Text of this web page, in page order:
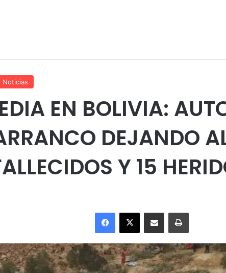
Noticias
EN BOLIVIA:
DEJANDO
Y 15
Facebook
X Enviar vía email Imprimir